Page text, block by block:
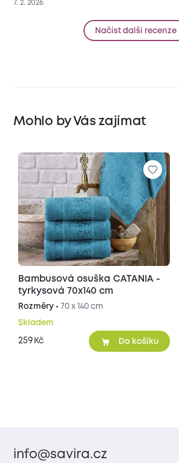
7. 2. 2026
Načíst další recenze
Mohlo by Vás zajímat
Bambusová osuška CATANIA -
tyrkysová 70x140 cm
Rozměry • 70 x 140 cm
Skladem
259 Kč Do košíku
info@savira.cz